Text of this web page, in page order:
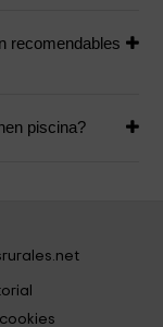
recomendables
piscina?